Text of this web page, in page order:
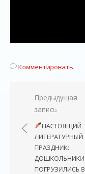
Комментировать
Навигация
записям
Предыдущая
запись
НАСТОЯЩИЙ
ЛИТЕРАТУРНЫЙ
ПРАЗДНИК:
ДОШКОЛЬНИКИ
ПОГРУЗИЛИСЬ В